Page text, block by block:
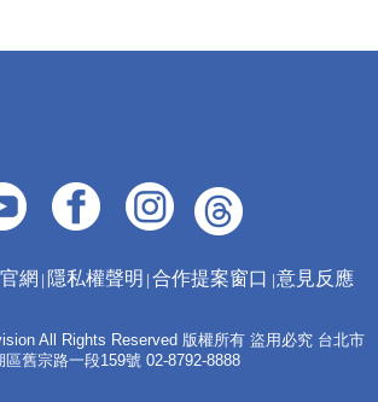
網 隱私權聲明 合作提案窗口 意見反應
All Rights Reserved 版權所有 盜用必究 台北市
區舊宗路一段159號 02-8792-8888